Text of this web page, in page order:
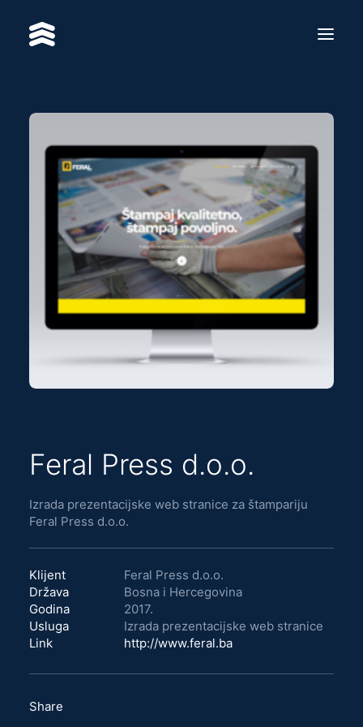
SERVICES
RE·BRAND
ABOUT US
CONTACT
Feral Press d.o.o.
Izrada prezentacijske web stranice za štampariju
Feral Press d.o.o.
Klijent
Feral Press d.o.o.
Država
Bosna i Hercegovina
Godina
2017.
Usluga
Izrada prezentacijske web stranice
Link
http://www.feral.ba
Share